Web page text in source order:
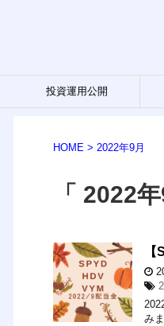
投資運用公開
HOME > 2022年9月
「 2022
み